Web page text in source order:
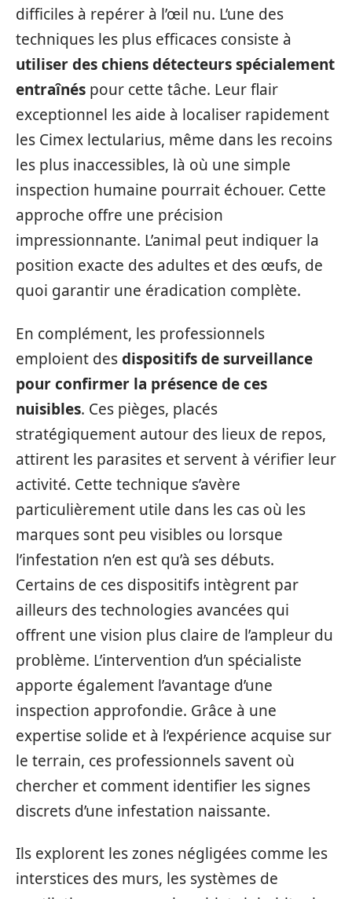
difficiles à repérer à l’œil nu. L’une des
techniques les plus efficaces consiste à
utiliser des chiens détecteurs spécialement
entraînés pour cette tâche. Leur flair
exceptionnel les aide à localiser rapidement
les Cimex lectularius, même dans les recoins
les plus inaccessibles, là où une simple
inspection humaine pourrait échouer. Cette
approche offre une précision
impressionnante. L’animal peut indiquer la
position exacte des adultes et des œufs, de
quoi garantir une éradication complète.
En complément, les professionnels
emploient desdispositifs de surveillance
pour confirmer la présence de ces
nuisibles. Ces pièges, placés
stratégiquement autour des lieux de repos,
attirent les parasites et servent à vérifier leur
activité. Cette technique s’avère
particulièrement utile dans les cas où les
marques sont peu visibles ou lorsque
l’infestation n’en est qu’à ses débuts.
Certains de ces dispositifs intègrent par
ailleurs des technologies avancées qui
offrent une vision plus claire de l’ampleur du
problème. L’intervention d’un spécialiste
apporte également l’avantage d’une
inspection approfondie. Grâce à une
expertise solide et à l’expérience acquise sur
le terrain, ces professionnels savent où
chercher et comment identifier les signes
discrets d’une infestation naissante.
Ils explorent les zones négligées comme les
interstices des murs, les systèmes de